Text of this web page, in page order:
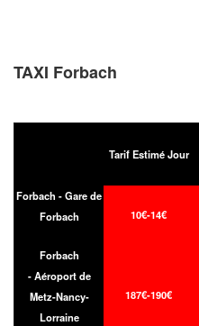
TAXI Forbach
Tarif Estimé Jour
Forbach - Gare de
Forbach
10€-14€
Forbach
- Aéroport de
Metz-Nancy-
Lorraine
187€-190€